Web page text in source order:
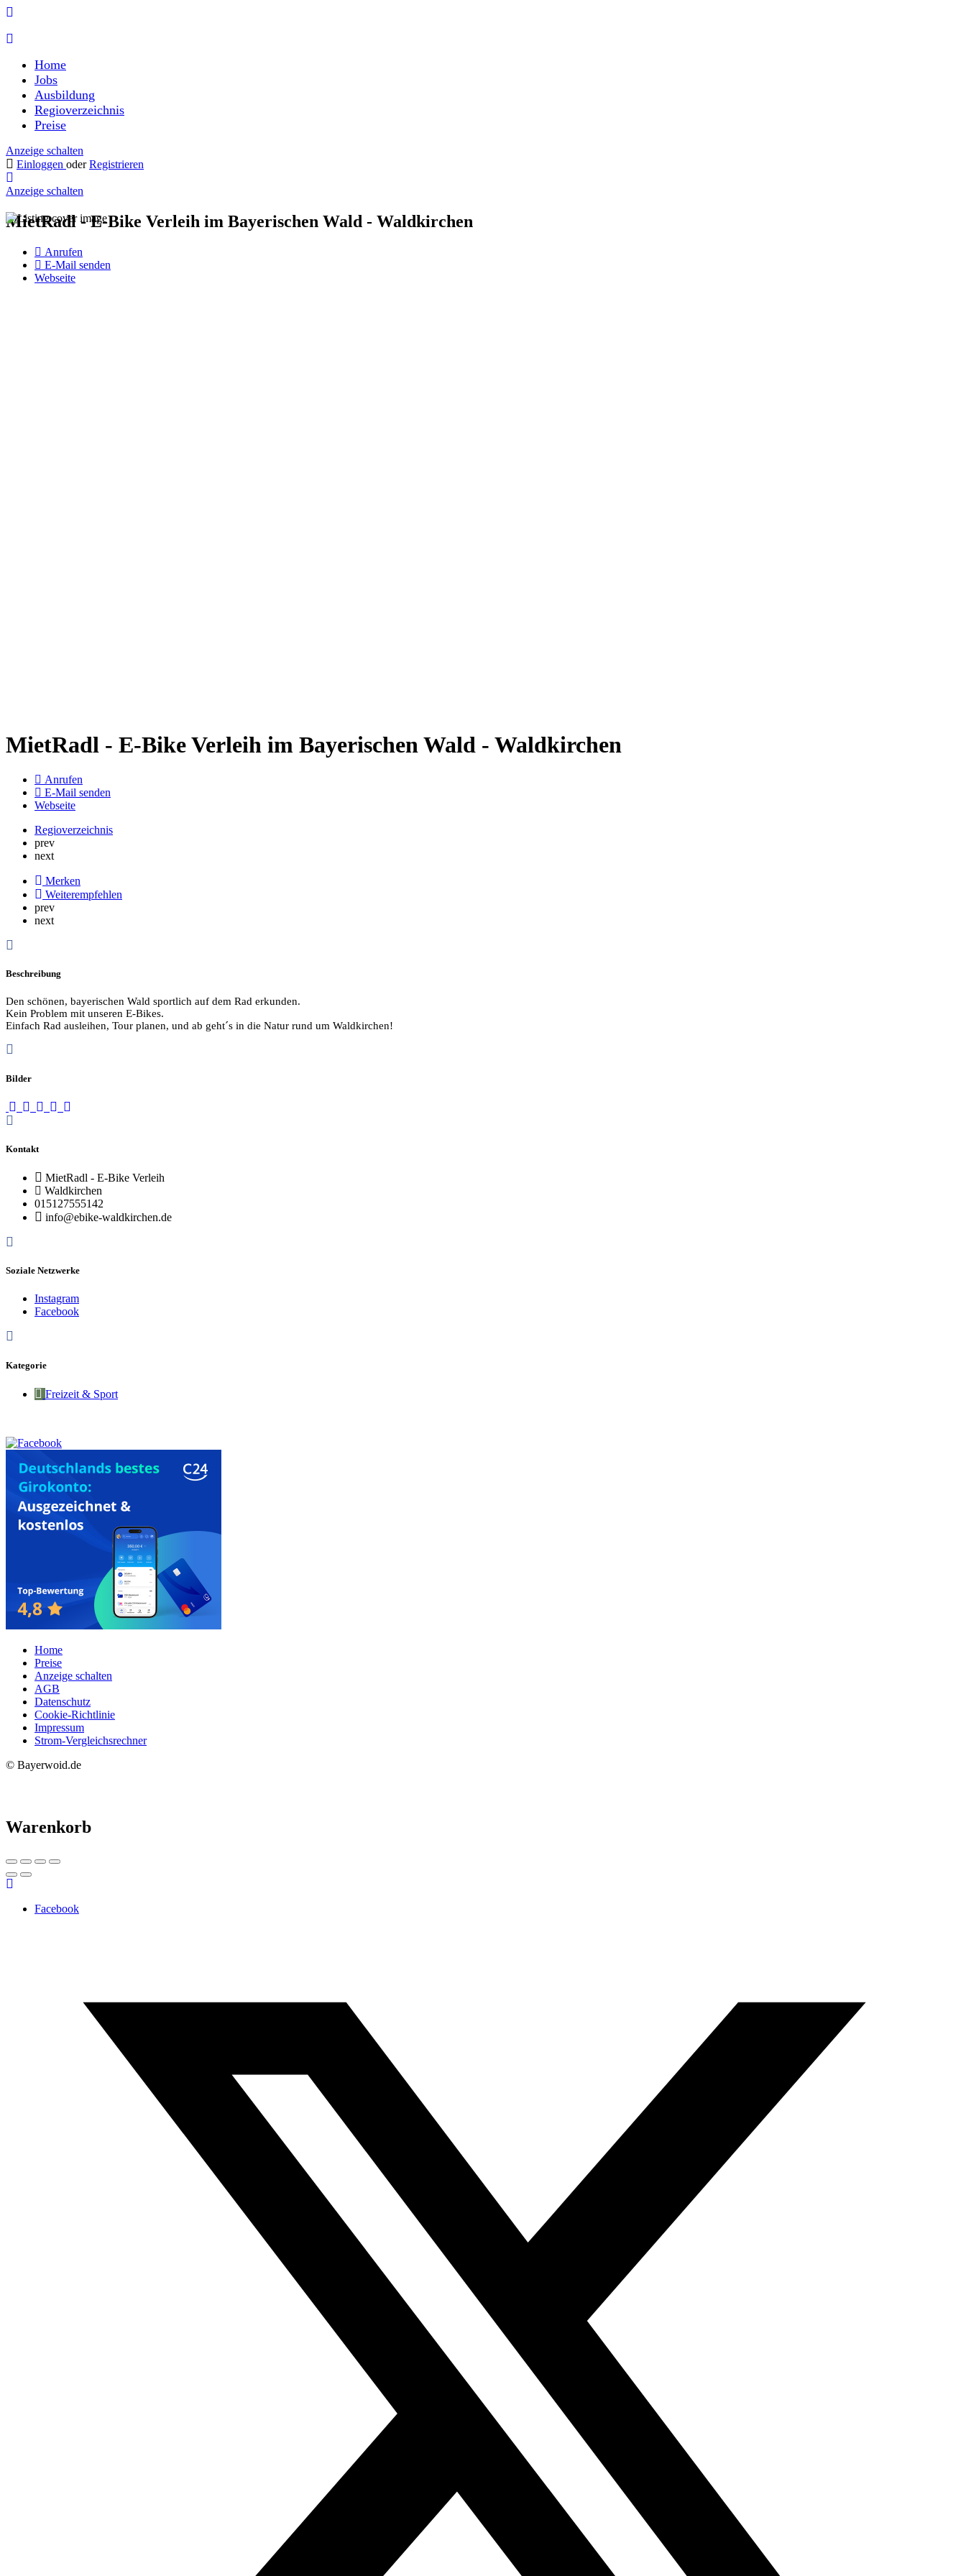
Home
Jobs
Ausbildung
Regioverzeichnis
Preise
Anzeige schalten
Einloggen oder Registrieren
Anzeige schalten
MietRadl - E-Bike Verleih im Bayerischen Wald - Waldkirchen
Anrufen
E-Mail senden
Webseite
MietRadl - E-Bike Verleih im Bayerischen Wald - Waldkirchen
Anrufen
E-Mail senden
Webseite
Regioverzeichnis
prev
next
Merken
Weiterempfehlen
prev
next
Beschreibung
Den schönen, bayerischen Wald sportlich auf dem Rad erkunden.
Kein Problem mit unseren E-Bikes.
Einfach Rad ausleihen, Tour planen, und ab geht´s in die Natur rund um Waldkirchen!
Bilder
Kontakt
MietRadl - E-Bike Verleih
Waldkirchen
015127555142
info@ebike-waldkirchen.de
Soziale Netzwerke
Instagram
Facebook
Kategorie
Freizeit & Sport
Home
Preise
Anzeige schalten
AGB
Datenschutz
Cookie-Richtlinie
Impressum
Strom-Vergleichsrechner
© Bayerwoid.de
Warenkorb
Facebook